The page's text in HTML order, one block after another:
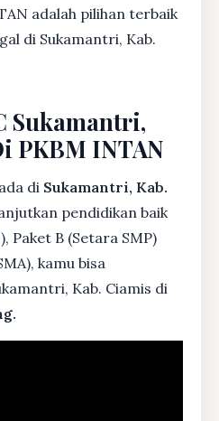
adalah pilihan terbaik
di Sukamantri, Kab.
Sukamantri,
PKBM INTAN
di Sukamantri, Kab.
pendidikan baik
Paket B (Setara SMP)
kamu bisa
Kab. Ciamis di